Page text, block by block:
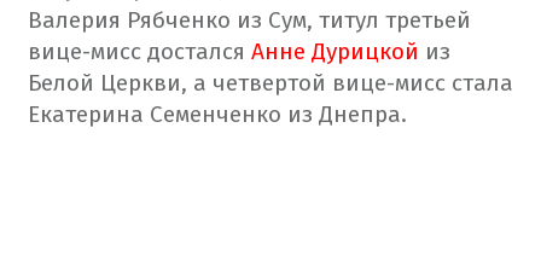
Валерия Рябченко из Сум, титул третьей
вице-мисс достался Анне Дурицкой из
Белой Церкви, а четвертой вице-мисс стала
Екатерина Семенченко из Днепра.